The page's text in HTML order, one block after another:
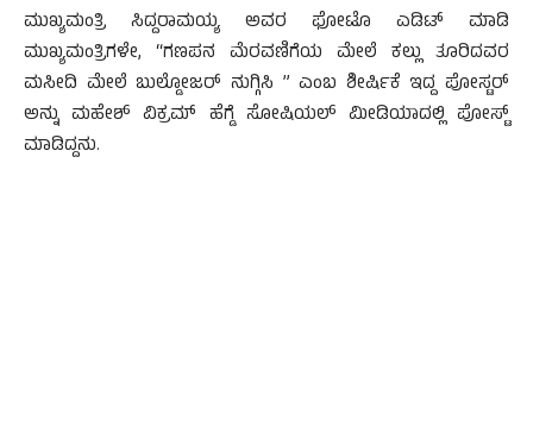
ಮುಖ್ಯಮಂತ್ರಿ ಸಿದ್ದರಾಮಯ್ಯ ಅವರ ಫೋಟೊ ಎಡಿಟ್ ಮಾಡಿ
ಮುಖ್ಯಮಂತ್ರಿಗಳೇ, “ಗಣಪನ ಮೆರವಣಿಗೆಯ ಮೇಲೆ ಕಲ್ಲು ತೂರಿದವರ
ಮಸೀದಿ ಮೇಲೆ ಬುಲ್ಡೋಜರ್ ನುಗ್ಗಿಸಿ ” ಎಂಬ ಶೀರ್ಷಿಕೆ ಇದ್ದ ಪೋಸ್ಟರ್
ಅನ್ನು ಮಹೇಶ್ ವಿಕ್ರಮ್ ಹೆಗ್ಡೆ ಸೋಷಿಯಲ್ ಮೀಡಿಯಾದಲ್ಲಿ ಪೋಸ್ಟ್
ಮಾಡಿದ್ದನು.